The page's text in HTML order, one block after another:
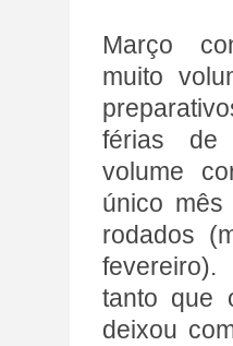
Março
muito
férias de
volume
único mês
rodados
tanto que
deixou